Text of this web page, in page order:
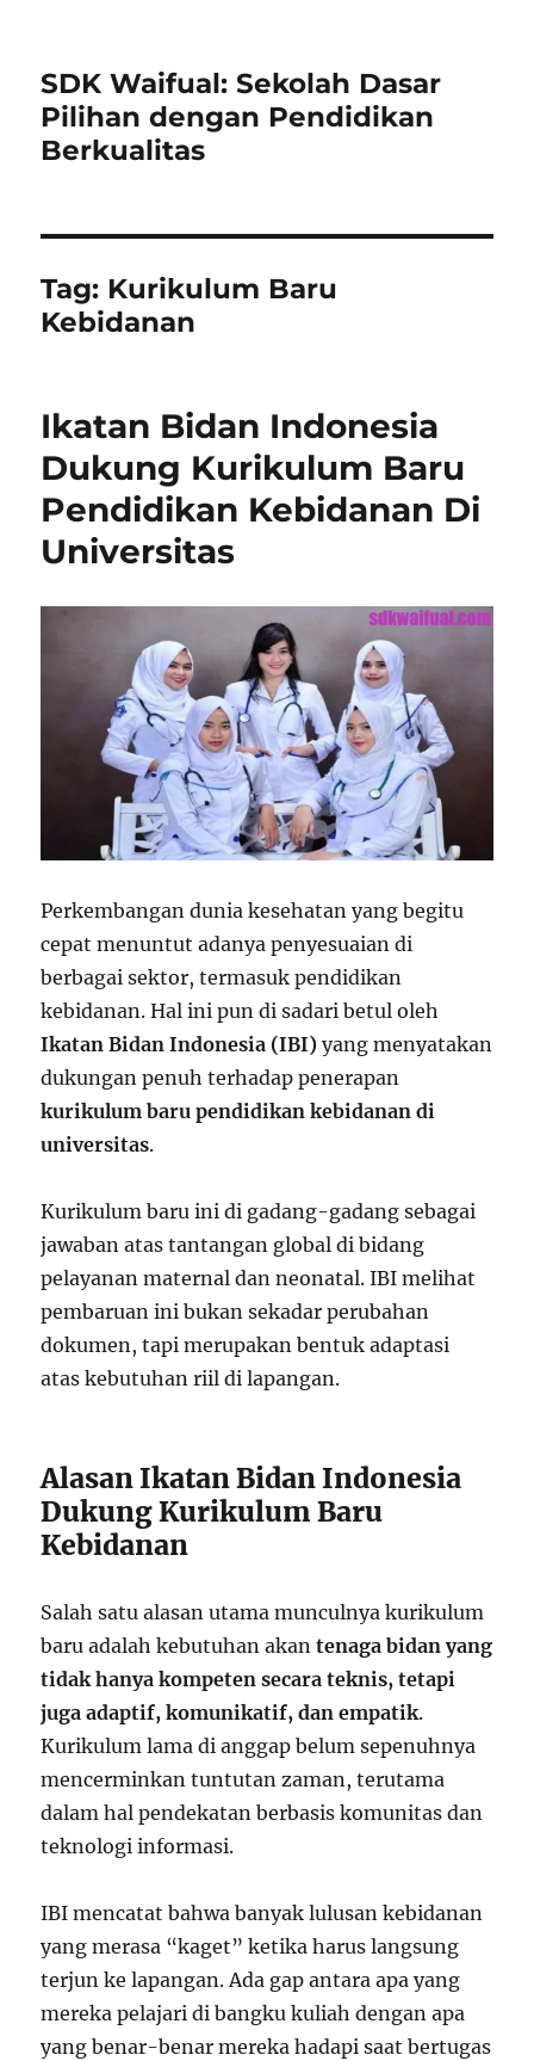
SDK Waifual: Sekolah Dasar
Pilihan dengan Pendidikan
Berkualitas
Tag: Kurikulum Baru
Kebidanan
Ikatan Bidan Indonesia
Dukung Kurikulum Baru
Pendidikan Kebidanan Di
Universitas
Perkembangan dunia kesehatan yang begitu
cepat menuntut adanya penyesuaian di
berbagai sektor, termasuk pendidikan
kebidanan. Hal ini pun di sadari betul oleh
Ikatan Bidan Indonesia (IBI) yang menyatakan
dukungan penuh terhadap penerapan
kurikulum baru pendidikan kebidanan di
universitas.
Kurikulum baru ini di gadang-gadang sebagai
jawaban atas tantangan global di bidang
pelayanan maternal dan neonatal. IBI melihat
pembaruan ini bukan sekadar perubahan
dokumen, tapi merupakan bentuk adaptasi
atas kebutuhan riil di lapangan.
Alasan Ikatan Bidan Indonesia
Dukung Kurikulum Baru
Kebidanan
Salah satu alasan utama munculnya kurikulum
baru adalah kebutuhan akantenaga bidan yang
tidak hanya kompeten secara teknis, tetapi
juga adaptif, komunikatif, dan empatik.
Kurikulum lama di anggap belum sepenuhnya
mencerminkan tuntutan zaman, terutama
dalam hal pendekatan berbasis komunitas dan
teknologi informasi.
IBI mencatat bahwa banyak lulusan kebidanan
yang merasa “kaget” ketika harus langsung
terjun ke lapangan. Ada gap antara apa yang
mereka pelajari di bangku kuliah dengan apa
yang benar-benar mereka hadapi saat bertugas